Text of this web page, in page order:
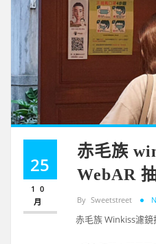
25
10
月
赤毛族
WebAR
By Sweetstreet
赤毛族 Winkiss濾